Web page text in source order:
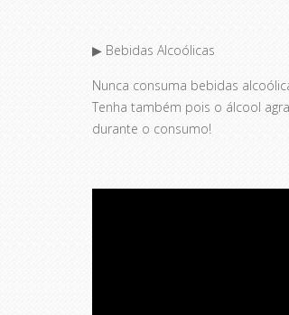
▶ Bebidas Alcoólicas
Nunca consuma bebidas
Tenha também pois o álcool
durante o consumo!